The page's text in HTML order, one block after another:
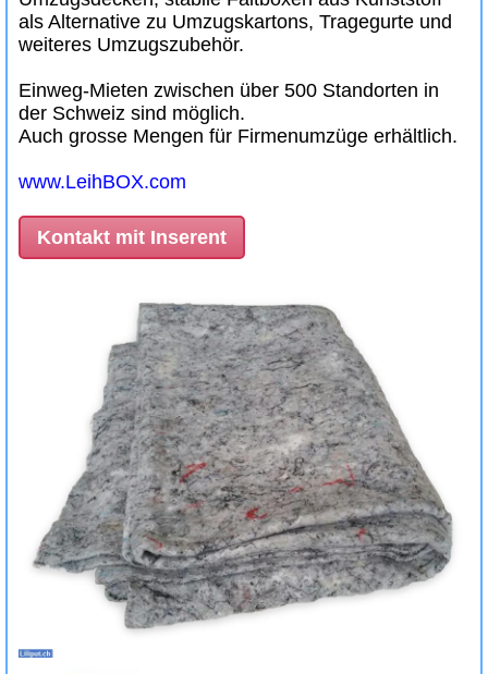
als Alternative zu Umzugskartons, Tragegurte und
weiteres Umzugszubehör.
Einweg-Mieten zwischen über 500 Standorten in
der Schweiz sind möglich.
Auch grosse Mengen für Firmenumzüge erhältlich.
www.LeihBOX.com
Kontakt mit Inserent